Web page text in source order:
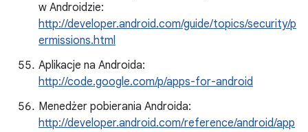
w Androidzie:
http://developer.android.com/guide/topics/security/p
ermissions.html
Aplikacje na Androida:
http://code.google.com/p/apps-for-android
Menedżer pobierania Androida:
http://developer.android.com/reference/android/app